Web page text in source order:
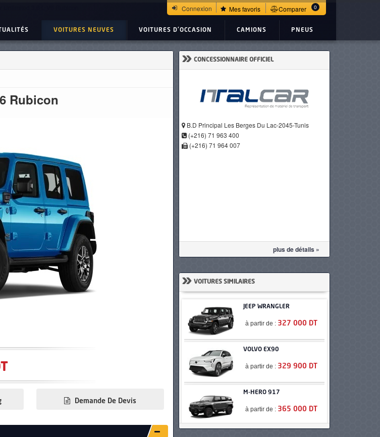
Connexion Mes favoris Comparer 0
VOITURES NEUVES VOITURES D'OCCASION CAMIONS PNEUS
Rubicon
Demande De Devis
» CONCESSIONNAIRE OFFICIEL
B.D Principal Les Berges Du Lac-2045-Tunis
(+216) 71 963 400
(+216) 71 964 007
plus de détails »
» VOITURES SIMILAIRES
JEEP WRANGLER
à partir de : 327 000 DT
VOLVO EX90
à partir de : 329 900 DT
M-HERO 917
à partir de : 365 000 DT